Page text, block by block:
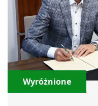
Wyróżnione